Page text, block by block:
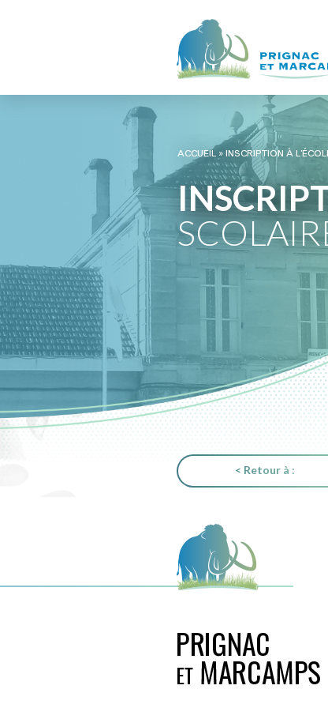
ACCUEIL»INSCRIPTION À
< Retour à :